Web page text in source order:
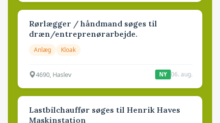
Rørlægger / håndmand søges til
dræn/entreprenørarbejde.
Anlæg Kloak
4690, Haslev NY 06. aug.
Lastbilchauffør søges til Henrik Haves
Maskinstation